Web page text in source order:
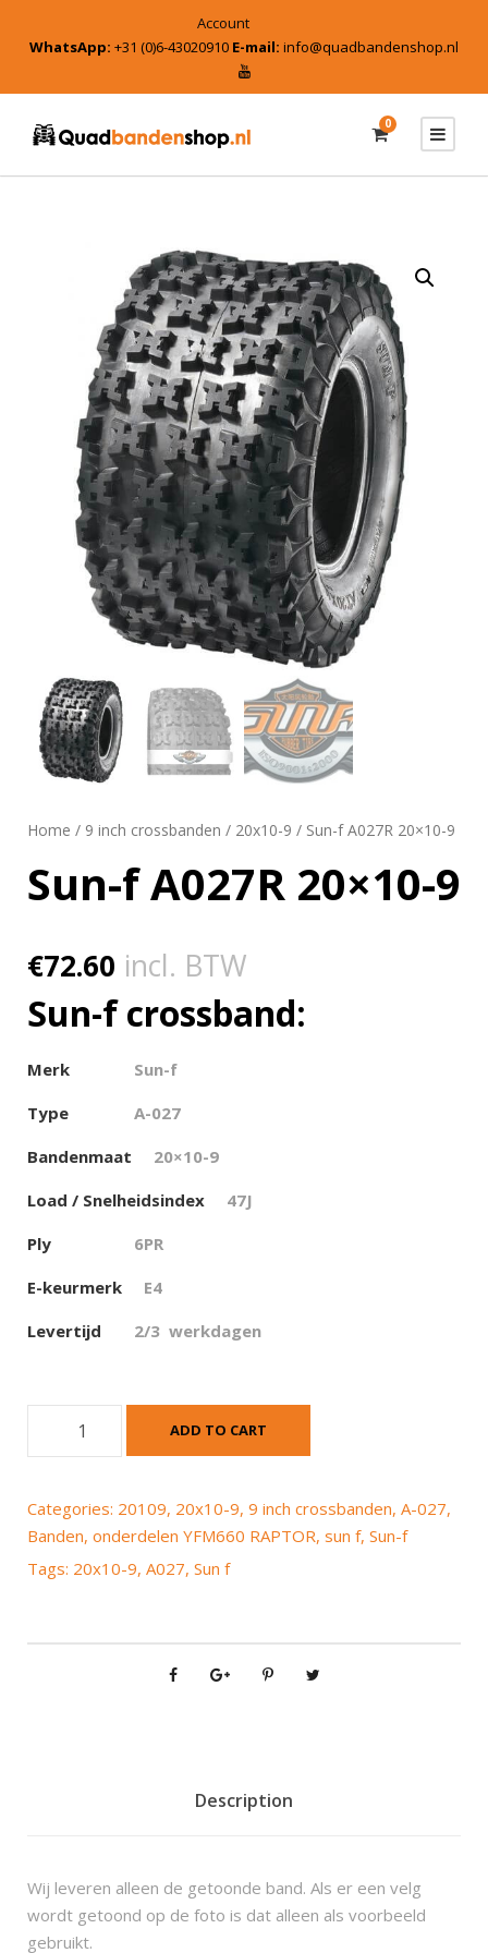
Account
WhatsApp: +31 (0)6-43020910 E-mail: info@quadbandenshop.nl
0
Home / 9 inch crossbanden / 20x10-9 / Sun-f A027R 20×10-9
Sun-f A027R 20×10-9
€72.60 incl. BTW
Sun-f crossband:
Merk
Sun-f
Type
A-027
Bandenmaat
20×10-9
Load / Snelheidsindex
47J
Ply
6PR
E-keurmerk
E4
Levertijd
2/3 werkdagen
0
q
ADD TO CART
Categories: 20109, 20x10-9, 9 inch crossbanden, A-027,
Banden, onderdelen YFM660 RAPTOR, sun f, Sun-f
Tags: 20x10-9, A027, Sun f
Description
Wij leveren alleen de getoonde band. Als er een velg
wordt getoond op de foto is dat alleen als voorbeeld
gebruikt.